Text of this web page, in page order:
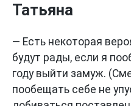
Татьяна
— Есть некоторая
будут рады, если я
году выйти замуж.
пообещать себе не